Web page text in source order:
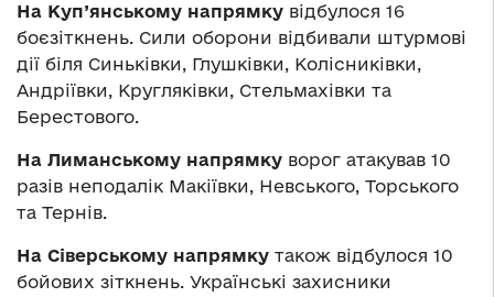
На Куп’янському напрямку відбулося 16
боєзіткнень. Сили оборони відбивали штурмові
дії біля Синьківки, Глушківки, Колісниківки,
Андріївки, Кругляківки, Стельмахівки та
Берестового.
На Лиманському напрямку ворог атакував 10
разів неподалік Макіївки, Невського, Торського
та Тернів.
На Сіверському напрямку також відбулося 10
бойових зіткнень. Українські захисники